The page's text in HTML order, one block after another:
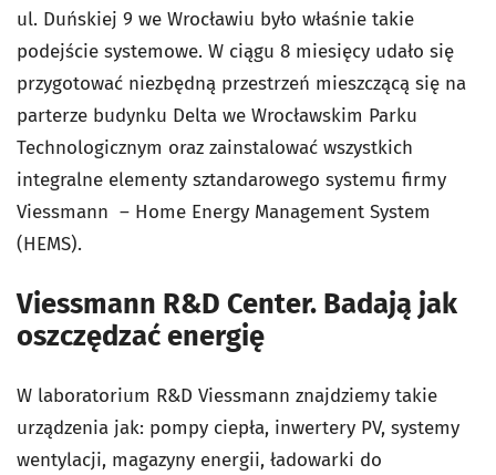
ul. Duńskiej 9 we Wrocławiu było właśnie takie
podejście systemowe. W ciągu 8 miesięcy udało się
przygotować niezbędną przestrzeń mieszczącą się na
parterze budynku Delta we Wrocławskim Parku
Technologicznym oraz zainstalować wszystkich
integralne elementy sztandarowego systemu firmy
Viessmann – Home Energy Management System
(HEMS).
Viessmann R&D Center. Badają jak
oszczędzać energię
W laboratorium R&D Viessmann znajdziemy takie
urządzenia jak: pompy ciepła, inwertery PV, systemy
wentylacji, magazyny energii, ładowarki do